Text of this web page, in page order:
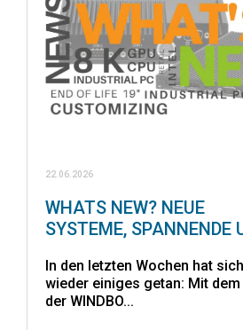
22.06.2026
WHATS NEW? NEUE
SYSTEME, SPANNENDE
In den letzten Wochen hat
wieder einiges getan: Mit dem
der WINDBO...